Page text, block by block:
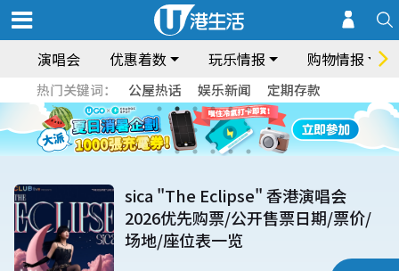
演唱会 优惠着数 玩乐情报 购物情报
热门关键词： 公屋热话 娱乐新闻 定期存款
sica "The Eclipse" 香港演唱会
2026优先购票/公开售票日期/票价/
场地/座位表一览